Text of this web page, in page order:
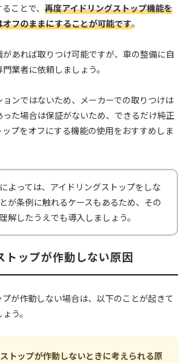
ことで、 再度アイドリングストップ機能を
フのままにすることが可能です。
あれば取りつけ可能ですが、車の整備に自
業者に依頼しましょう。
ンではないため、メーカーでの取りつけは
た場合は保証がないため、できるだけ純正
プをオフにする機能の使用をおすすめしま
よっては、アイドリングストップをしな
が条例に触れるケースもあるため、その
解したうえでも導入しましょう。
トップが作動しない原因
が作動しない場合は、以下のことが起きて
う。
トップが作動しないときに考えられる原